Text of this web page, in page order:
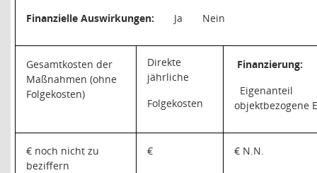
Finanzielle Auswirkungen: Ja Nein
Gesamtkosten der
Maßnahmen (ohne
Folgekosten)
Direkte
jährliche
Folgekosten
Finanzierung:
Eigenanteil
objektbezogene
€ noch nicht zu
beziffern
€ € N.N.